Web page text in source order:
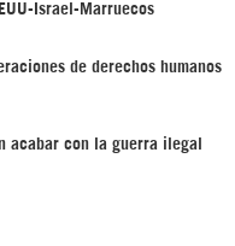
Israel-Marruecos
de derechos humanos
acabar con la guerra ilegal